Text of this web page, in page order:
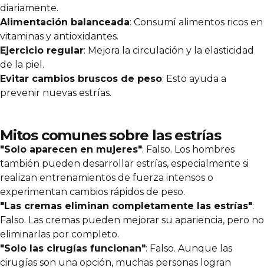
diariamente.
Alimentación balanceada: Consumí alimentos ricos en
vitaminas y antioxidantes.
Ejercicio regular: Mejora la circulación y la elasticidad
de la piel.
Evitar cambios bruscos de peso: Esto ayuda a
prevenir nuevas estrías.
Mitos comunes sobre las estrías
"Solo aparecen en mujeres": Falso. Los hombres
también pueden desarrollar estrías, especialmente si
realizan entrenamientos de fuerza intensos o
experimentan cambios rápidos de peso.
"Las cremas eliminan completamente las estrías":
Falso. Las cremas pueden mejorar su apariencia, pero no
eliminarlas por completo.
"Solo las cirugías funcionan": Falso. Aunque las
cirugías son una opción, muchas personas logran